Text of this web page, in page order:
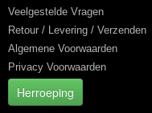
Veelgestelde Vragen
Retour / Levering / Verzenden
Algemene Voorwaarden
Privacy Voorwaarden
Herroeping